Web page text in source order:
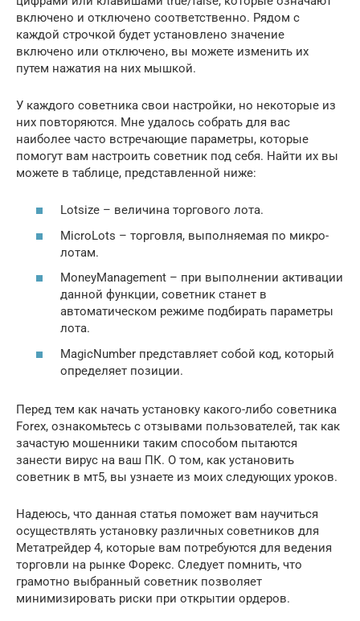
включено и отключено соответственно. Рядом с
каждой строчкой будет установлено значение
включено или отключено, вы можете изменить их
путем нажатия на них мышкой.
У каждого советника свои настройки, но некоторые из
них повторяются. Мне удалось собрать для вас
наиболее часто встречающие параметры, которые
помогут вам настроить советник под себя. Найти их вы
можете в таблице, представленной ниже:
Lotsize – величина торгового лота.
MicroLots – торговля, выполняемая по микро-
лотам.
MoneyManagement – при выполнении активации
данной функции, советник станет в
автоматическом режиме подбирать параметры
лота.
MagicNumber представляет собой код, который
определяет позиции.
Перед тем как начать установку какого-либо советника
Foreх, ознакомьтесь с отзывами пользователей, так как
зачастую мошенники таким способом пытаются
занести вирус на ваш ПК. О том, как установить
советник в мт5, вы узнаете из моих следующих уроков.
Надеюсь, что данная статья поможет вам научиться
осуществлять установку различных советников для
Метатрейдер 4, которые вам потребуются для ведения
торговли на рынке Форекс. Следует помнить, что
грамотно выбранный советник позволяет
минимизировать риски при открытии ордеров.